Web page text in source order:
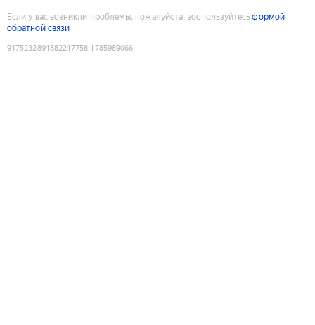
Если у вас возникли проблемы, пожалуйста, воспользуйтесьформой
обратной связи
9175232891882217758:1785989066